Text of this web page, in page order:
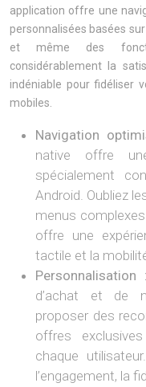
application offre une
personnalisées basées
et même des
considérablement la
indéniable pour fidéliser
mobiles.
Navigation
native offre
spécialement
Android. Oubliez
menus complexes
offre une
tactile et la
Personnalisation :
d’achat et de
proposer des
offres
chaque
l’engagement, la